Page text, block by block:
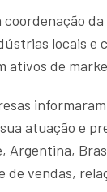
coordenação
locais e
ativos de
atuação e
Argentina,
de vendas,